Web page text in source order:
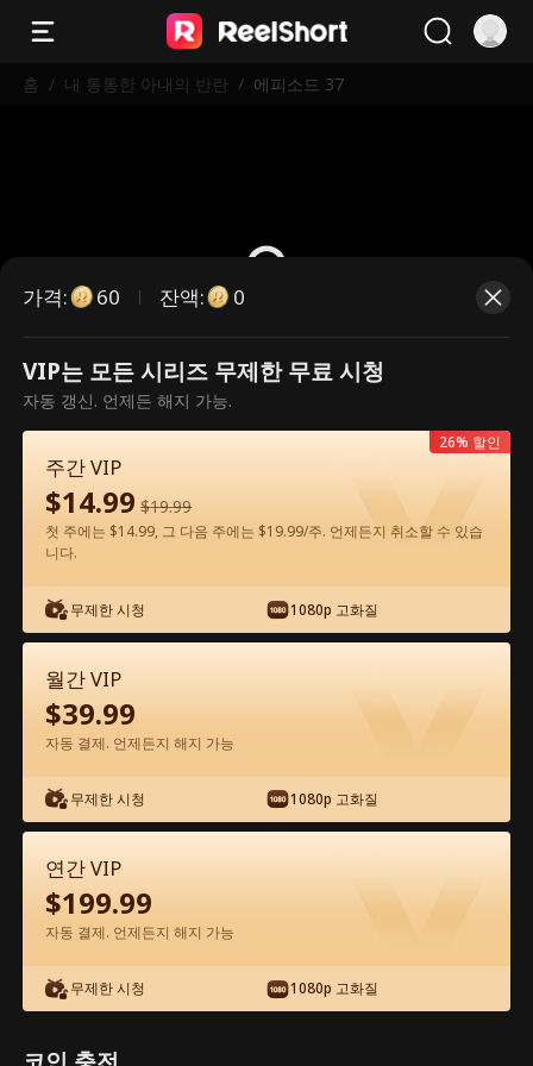
홈 / 내 통통한 아내의 반란 / 에피소드 37
유료 에피소드입니다. 시청하시려면
잠금을 해제해 주세요.
에피소드 37 - 내 통통한 아내의 반란 전체
영화
0-49 50-78 모든 에피소드
37
가격: 60 잔액: 0
VIP는 모든 시리즈 무제한 무료 시청
자동 갱신. 언제든 해지 가능.
주간 VIP
$14.99 $19.99
첫 주에는 $14.99, 그 다음 주에는 $19.99/주. 언제든지 취소할 수 있습
니다.
무제한 시청 1080p 고화질
26% 할인
월간 VIP
$39.99
자동 결제. 언제든지 해지 가능
무제한 시청 1080p 고화질
연간 VIP
$199.99
자동 결제. 언제든지 해지 가능
무제한 시청 1080p 고화질